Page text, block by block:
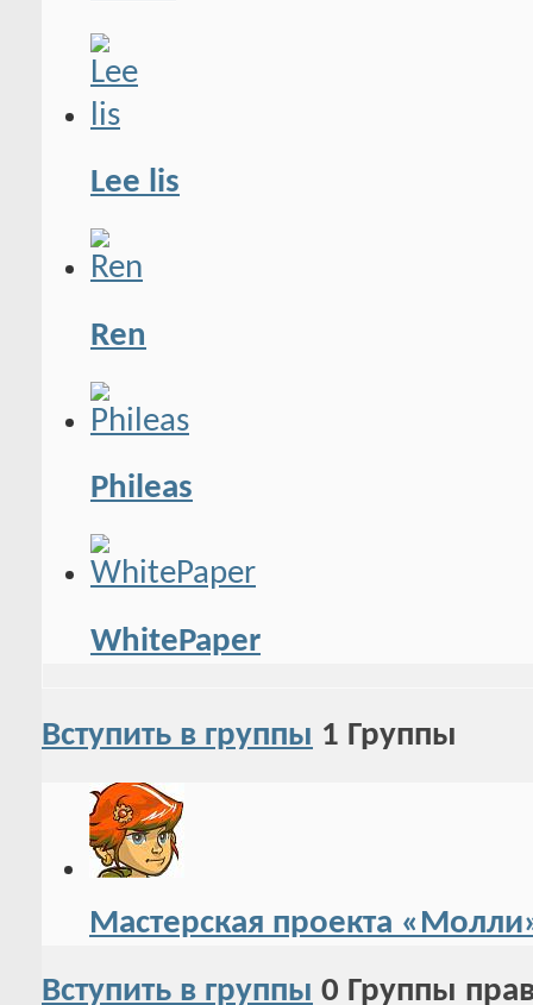
Lee lis
Ren
Phileas
WhitePaper
Вступить в группы 1 Группы
Мастерская проекта
Вступить в группы 0 Группы